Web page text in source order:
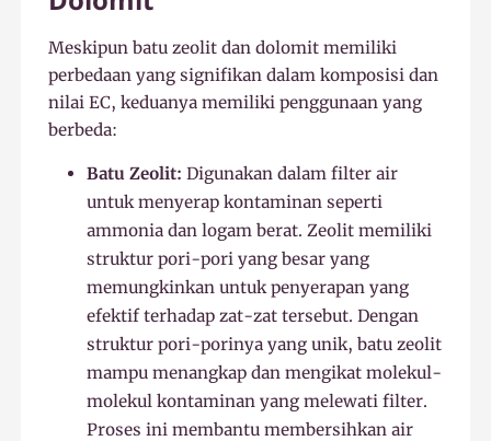
Meskipun batu zeolit dan dolomit memiliki
perbedaan yang signifikan dalam komposisi dan
nilai EC, keduanya memiliki penggunaan yang
berbeda:
Batu Zeolit: Digunakan dalam filter air
untuk menyerap kontaminan seperti
ammonia dan logam berat. Zeolit memiliki
struktur pori-pori yang besar yang
memungkinkan untuk penyerapan yang
efektif terhadap zat-zat tersebut. Dengan
struktur pori-porinya yang unik, batu zeolit
mampu menangkap dan mengikat molekul-
molekul kontaminan yang melewati filter.
Proses ini membantu membersihkan air